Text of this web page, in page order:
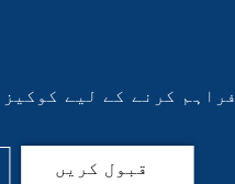
کرنے کے لیے
قبول کریں